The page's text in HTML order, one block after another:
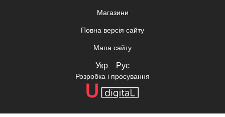
Магазини
Повна версія сайту
Мапа сайту
Укр Рус
Розробка і просування